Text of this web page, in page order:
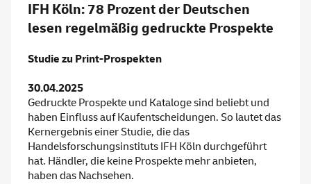
IFH Köln: 78 Prozent der Deutschen
lesen regelmäßig gedruckte Prospekte
Studie zu Print-Prospekten
30.04.2025
Gedruckte Prospekte und Kataloge sind beliebt und
haben Einfluss auf Kaufentscheidungen. So lautet das
Kernergebnis einer Studie, die das
Handelsforschungsinstituts IFH Köln durchgeführt
hat. Händler, die keine Prospekte mehr anbieten,
haben das Nachsehen.